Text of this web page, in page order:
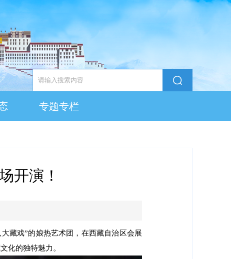
专题专栏
开演！
藏戏”的娘热艺术团，在西藏自治区会展
化的独特魅力。